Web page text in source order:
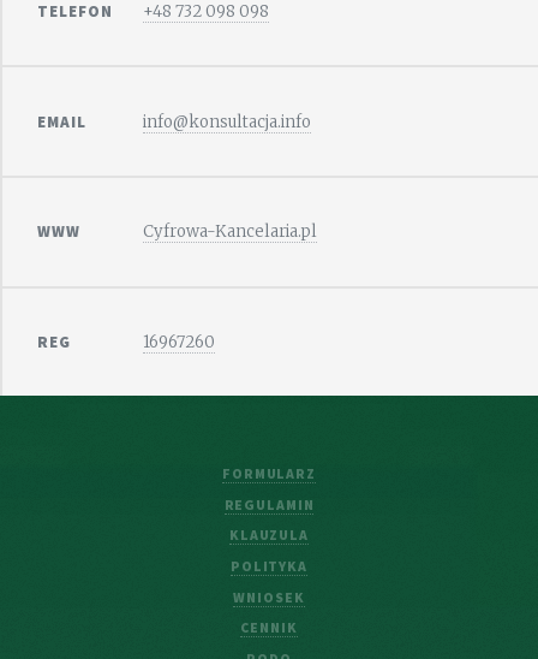
TELEFON +48 732 098 098
EMAIL info@konsultacja.info
WWW Cyfrowa-Kancelaria.pl
REG 16967260
FORMULARZ
REGULAMIN
KLAUZULA
POLITYKA
WNIOSEK
CENNIK